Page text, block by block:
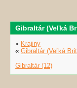
Gibraltár (Veľká
« Krajiny
« Gibraltár (Veľká
Gibraltár (12)